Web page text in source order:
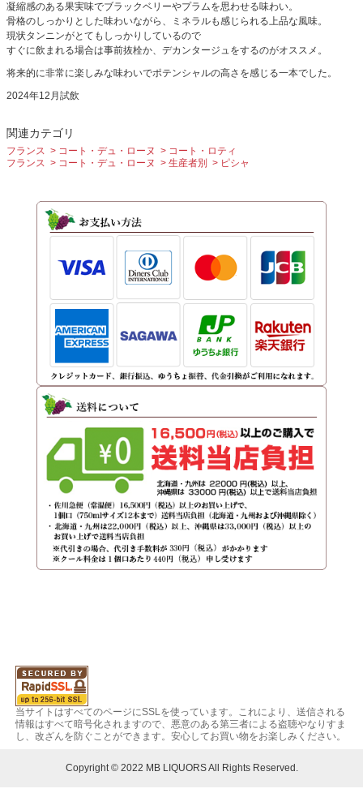
凝縮感のある果実味でブラックベリーやプラムを思わせる味わい。
骨格のしっかりとした味わいながら、ミネラルも感じられる上品な風味。
現状タンニンがとてもしっかりしているので
すぐに飲まれる場合は事前抜栓か、デカンタージュをするのがオススメ。
将来的に非常に楽しみな味わいでポテンシャルの高さを感じる一本でした。
2024年12月試飲
関連カテゴリ
フランス コート・デュ・ローヌ
コート・ロティ
フランス
コート・デュ・ローヌ 生産者別 ピシャ
当サイトはすべてのページにSSLを使っています。これにより、送信される
情報はすべて暗号化されますので、悪意のある第三者による盗聴やなりすま
し、改ざんを防ぐことができます。安心してお買い物をお楽しみください。
Copyright © 2022 MB LIQUORS All Rights Reserved.